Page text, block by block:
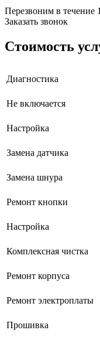
блоков
бойлеров
брудеров
cd
часов
чековых
дальномеров
датчиков
Перезвоним в течение
Заказать звонок
Стоимость
Диагностика
Не включается
Настройка
Замена датчика
Замена шнура
Ремонт кнопки
Настройка
Комплексная чистка
Ремонт корпуса
Ремонт электроплаты
Прошивка